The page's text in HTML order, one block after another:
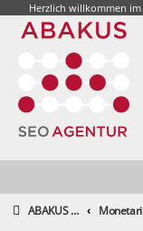
Herzlich willkommen im
ABAKUS Foren-Übersicht